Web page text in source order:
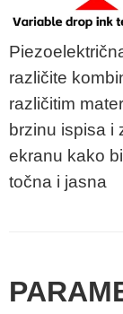
različite
različitim
brzinu ispisa i
ekranu kako
točna i jasna